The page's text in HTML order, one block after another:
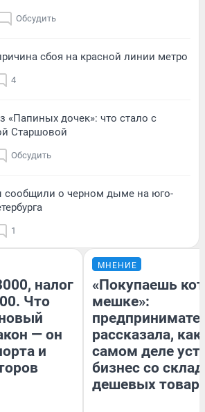
Обсудить
сбоя на красной линии метро
4
«Папиных дочек»: что стало с
Старшовой
Обсудить
сообщили о черном дыме на юго-
1
налог
Что
— он
и
МНЕНИЕ
«Покупаешь
мешке»:
рассказала, как
самом деле
бизнес со
дешевых